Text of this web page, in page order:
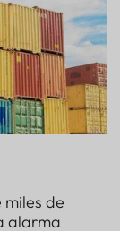
de
alarma